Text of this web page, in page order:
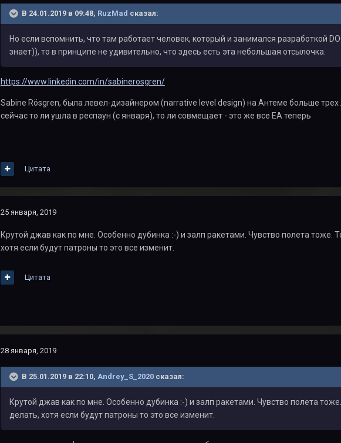
В 24.01.2019 в 09:48, RuzMad сказал:
Но если вспомнить, что там работает человек, который и занимался разработкой
знает)), то в принципе не удивительно, что здесь есть эта небольшая отсылочка.
https://www.linkedin.com/in/sabinerosgren/
Sabine Rösgren, была левел-дизайнером (narrative level design) на Антеме больше трех
сейчас то ли ушла в респаун (с января), то ли совмещает - это же все ЕА теперь
Цитата
25 января, 2019
Крутой джав как по мне. Особенно дубинка :-) и залп ракетами. Чувство полета тоже.
хотя если будут патроны то это все изменит.
Цитата
28 января, 2019
В 25.01.2019 в 22:10, Andrey_S_2020сказал:
Крутой джав как по мне. Особенно дубинка :-) и залп ракетами. Чувство полета
делать, хотя если будут патроны то это все изменит.